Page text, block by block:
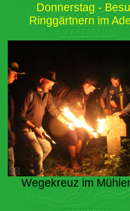
Donnerstag -
Ringgärtnern im
Wegekreuz im